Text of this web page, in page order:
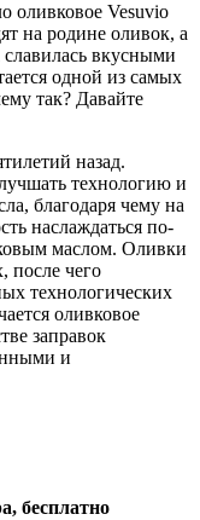
оливковое Vesuvio
на родине оливок, а
вкусными
одной из самых
так? Давайте
назад.
технологию и
благодаря чему на
наслаждаться по-
маслом. Оливки
после чего
технологических
оливковое
заправок
и
бесплатно